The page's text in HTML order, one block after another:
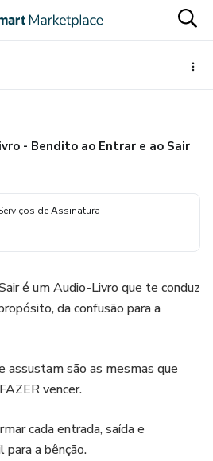
- Bendito ao Entrar e ao Sair
de Assinatura
é um Audio-Livro que te conduz
da confusão para a
são as mesmas que
vencer.
cada entrada, saída e
a bênção.